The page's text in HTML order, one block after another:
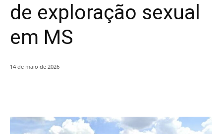
de exploração sexual
em MS
14 de maio de 2026